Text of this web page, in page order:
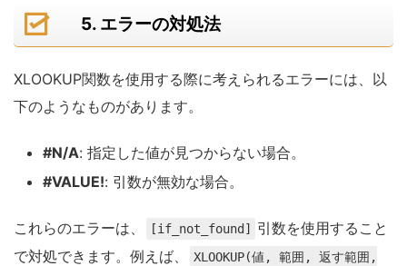
5. エラーの対処法
XLOOKUP関数を使用する際に考えられるエラーには、以
下のようなものがあります。
#N/A: 指定した値が見つからない場合。
#VALUE!: 引数が無効な場合。
これらのエラーは、 [if_not_found]
引数を使用すること
で対処できます。例えば、
XLOOKUP(値, 範囲, 返す範囲,